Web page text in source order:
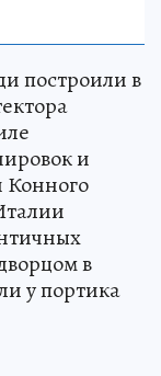
построили в
и
Конного
в
у портика